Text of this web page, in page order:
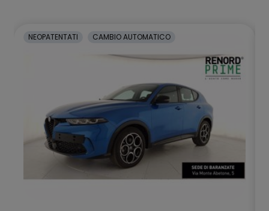
Tergicristalli automatico (Sensore Pioggia)
Traffic Sign Recognition
Vani portaoggetti portiere Ant. & Post.
Vano porta occhiali da sole
Vehicle dynamic control
NEOPATENTATI CAMBIO AUTOMATICO